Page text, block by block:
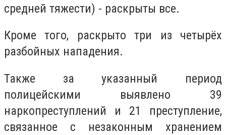
средней тяжести) - раскрыты все.
Кроме того, раскрыто три из четырёх
разбойных нападения.
Также за указанный период
полицейскими выявлено 39
наркопреступлений и 21 преступление,
связанное с незаконным хранением